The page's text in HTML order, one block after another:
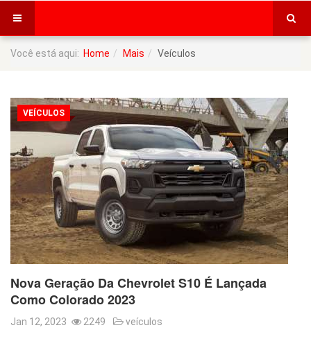
Você está aqui: Home Mais Veículos
VEÍCULOS
Nova Geração Da Chevrolet S10 É Lançada
Como Colorado 2023
Jan 12, 2023 2249 veículos